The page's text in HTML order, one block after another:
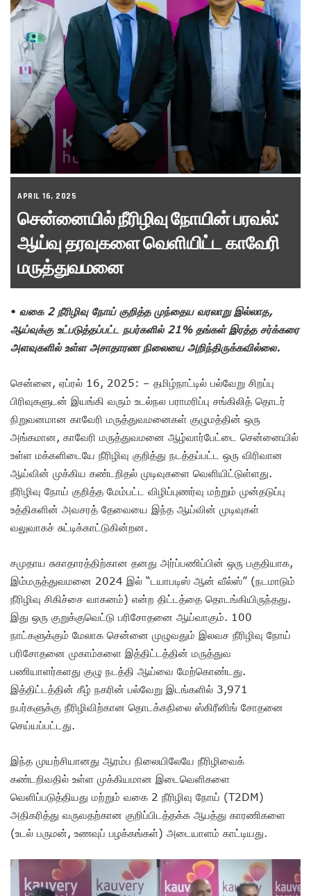
APRIL 16, 2025
சென்னையில் நீரிழிவு நோயின் பரவல்:
ஆய்வு தரவுகளை வெளியிட்ட காவேரி
மருத்துவமனை
• வகை 2 நீரிழிவு நோய் குறித்த முந்தைய வரலாறு இல்லாத,
ஆய்வுக்கு உட்படுத்தப்பட்ட நபர்களில் 21% தங்கள் இரத்த சர்க்கரை
அளவுகளில் உள்ள அசாதாரண நிலையை அறிந்திருக்கவில்லை.
சென்னை, ஏப்ரல் 16, 2025: – தமிழ்நாட்டில் பல்வேறு சிறப்பு
பிரிவுகளுடன் இயங்கி வரும் உடல்நல பராமரிப்பு சங்கிலித் தொடர்
நிறுவனமான காவேரி மருத்துவமனைகள் குழுமத்தின் ஒரு
அங்கமான, காவேரி மருத்துவமனை ஆழ்வார்பேட்டை சென்னையில்
உள்ள மக்களிடையே நீரிழிவு குறித்து நடத்தப்பட்ட ஒரு விரிவான
ஆய்வின் முக்கிய கண்டறிதல் முடிவுகளை வெளியிட்டுள்ளது.
நீரிழிவு நோய் குறித்த மேம்பட்ட விழிப்புணர்வு மற்றும் முன்தடுப்பு
உத்திகளின் அவசரத் தேவையை இந்த ஆய்வின் முடிவுகள்
வலுவாகச் சுட்டிக்காட்டுகின்றன.
சமுதாய சுகாதாரத்திற்கான தனது அர்ப்பணிப்பின் ஒரு பகுதியாக,
இம்மருத்துவமனை 2024 இல் “டயாபடிஸ் ஆன் வீல்ஸ்” (நடமாடும்
நீரிழிவு சிகிச்சை வாகனம்) என்ற திட்டத்தை தொடங்கியிருந்தது.
இது ஒரு குறுக்குவெட்டு பரிசோதனை ஆய்வாகும். 100
நாட்களுக்கும் மேலாக சென்னை முழுவதும் இலவச நீரிழிவு நோய்
பரிசோதனை முகாம்களை இத்திட்டத்தின் மருத்துவ
பணியாளர்களது குழு நடத்தி ஆய்வை மேற்கொண்டது.
இத்திட்டத்தின் கீழ் நகரின் பல்வேறு இடங்களில் 3,971
நபர்களுக்கு நீரிழிவிற்கான தொடக்கநிலை ஸ்கிரீனிங் சோதனை
செய்யப்பட்டது.
இந்த முயற்சியானது ஆரம்ப நிலையிலேயே நீரிழிவைக்
கண்டறிவதில் உள்ள முக்கியமான இடைவெளிகளை
வெளிப்படுத்தியது மற்றும் வகை 2 நீரிழிவு நோய் (T2DM)
அதிகரித்து வருவதற்கான குறிப்பிடத்தக்க ஆபத்து காரணிகளை
(உடல் பருமன், உணவுப் பழக்கங்கள்) அடையாளம் காட்டியது.